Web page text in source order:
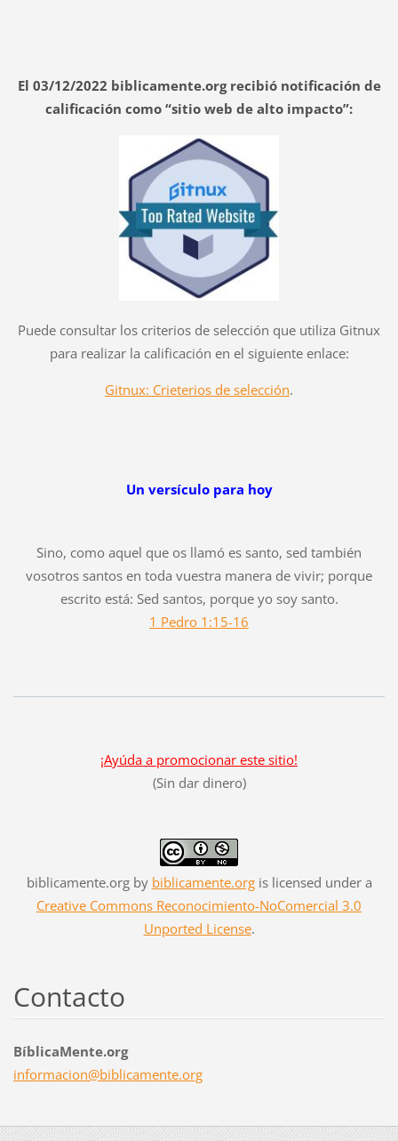
El 03/12/2022 biblicamente.org recibió notificación de
calificación como “sitio web de alto impacto”:
Puede consultar los criterios de selección que utiliza Gitnux
para realizar la calificación en el siguiente enlace:
Gitnux: Crieterios de selección.
Un versículo para hoy
Sino, como aquel que os llamó es santo, sed también
vosotros santos en toda vuestra manera de vivir; porque
escrito está: Sed santos, porque yo soy santo.
1 Pedro 1:15-16
¡Ayúda a promocionar este sitio!
(Sin dar dinero)
biblicamente.orgby biblicamente.orgis licensed under a
Creative Commons Reconocimiento-NoComercial 3.0
Unported License.
Contacto
BíblicaMente.org
informacion@biblicamente.org